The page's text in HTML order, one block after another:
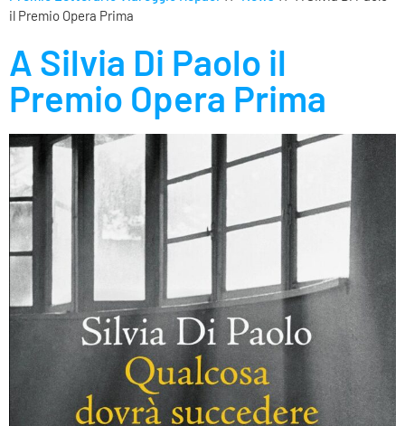
il Premio Opera Prima
A Silvia Di Paolo il
Premio Opera Prima